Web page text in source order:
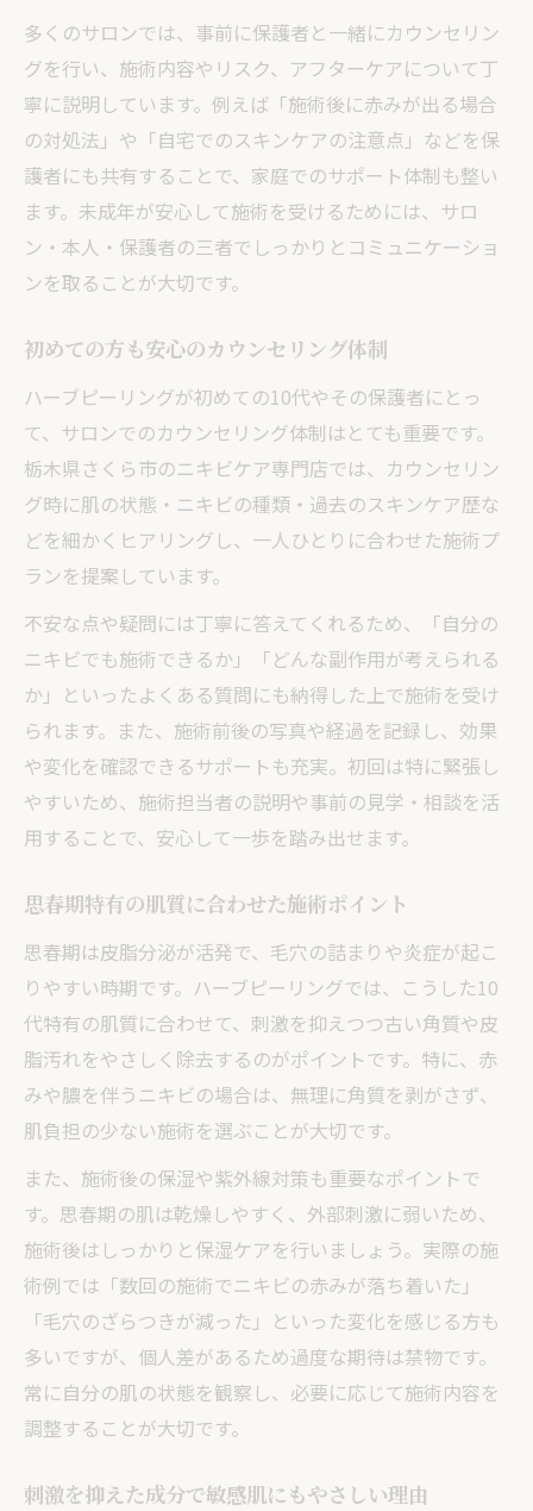
多くのサロンでは、事前に保護者と一緒にカウンセリン
グを行い、施術内容やリスク、アフターケアについて丁
寧に説明しています。例えば「施術後に赤みが出る場合
の対処法」や「自宅でのスキンケアの注意点」などを保
護者にも共有することで、家庭でのサポート体制も整い
ます。未成年が安心して施術を受けるためには、サロ
ン・本人・保護者の三者でしっかりとコミュニケーショ
ンを取ることが大切です。
初めての方も安心のカウンセリング体制
ハーブピーリングが初めての10代やその保護者にとっ
て、サロンでのカウンセリング体制はとても重要です。
栃木県さくら市のニキビケア専門店では、カウンセリン
グ時に肌の状態・ニキビの種類・過去のスキンケア歴な
どを細かくヒアリングし、一人ひとりに合わせた施術プ
ランを提案しています。
不安な点や疑問には丁寧に答えてくれるため、「自分の
ニキビでも施術できるか」「どんな副作用が考えられる
か」といったよくある質問にも納得した上で施術を受け
られます。また、施術前後の写真や経過を記録し、効果
や変化を確認できるサポートも充実。初回は特に緊張し
やすいため、施術担当者の説明や事前の見学・相談を活
用することで、安心して一歩を踏み出せます。
思春期特有の肌質に合わせた施術ポイント
思春期は皮脂分泌が活発で、毛穴の詰まりや炎症が起こ
りやすい時期です。ハーブピーリングでは、こうした10
代特有の肌質に合わせて、刺激を抑えつつ古い角質や皮
脂汚れをやさしく除去するのがポイントです。特に、赤
みや膿を伴うニキビの場合は、無理に角質を剥がさず、
肌負担の少ない施術を選ぶことが大切です。
また、施術後の保湿や紫外線対策も重要なポイントで
す。思春期の肌は乾燥しやすく、外部刺激に弱いため、
施術後はしっかりと保湿ケアを行いましょう。実際の施
術例では「数回の施術でニキビの赤みが落ち着いた」
「毛穴のざらつきが減った」といった変化を感じる方も
多いですが、個人差があるため過度な期待は禁物です。
常に自分の肌の状態を観察し、必要に応じて施術内容を
調整することが大切です。
刺激を抑えた成分で敏感肌にもやさしい理由